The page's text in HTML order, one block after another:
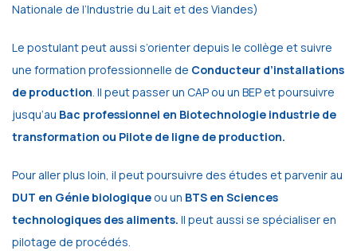
Nationale de l’Industrie du Lait et des Viandes)
Le postulant peut aussi s’orienter depuis le collège et suivre
une formation professionnelle de Conducteur d’installations
de production. Il peut passer un CAP ou un BEP et poursuivre
jusqu’au Bac professionnel en Biotechnologie industrie de
transformation ou Pilote de ligne de production.
Pour aller plus loin, il peut poursuivre des études et parvenir au
DUT en Génie biologiqueou un BTS en Sciences
technologiques des aliments. Il peut aussi se spécialiser en
pilotage de procédés.